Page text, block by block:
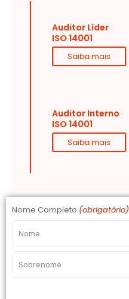
Auditor Líder
ISO 14001
Saiba mais
Auditor Interno
ISO 14001
Saiba mais
Nome Completo (obrigatório)
Nome
Sobrenome